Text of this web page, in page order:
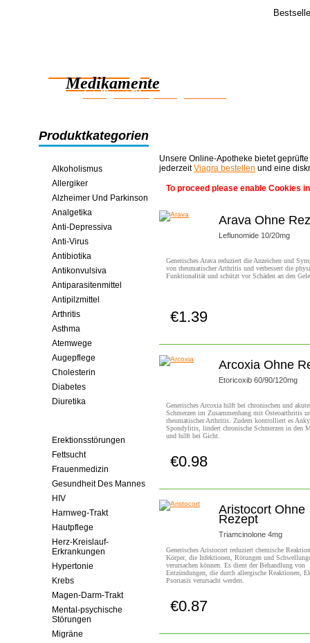
Medikamente
intelligent Einsparungen online
Produktkategorien
Alkoholismus
Allergiker
Alzheimer Und Parkinson
Analgetika
Anti-Depressiva
Anti-Virus
Antibiotika
Antikonvulsiva
Antiparasitenmittel
Antipilzmittel
Arthritis
Asthma
Atemwege
Augepflege
Cholesterin
Diabetes
Diuretika
Erektionsstörungen
Fettsucht
Frauenmedizin
Gesundheit Des Mannes
HIV
Harnweg-Trakt
Hautpflege
Herz-Kreislauf-
Erkrankungen
Hypertonie
Krebs
Magen-Darm-Trakt
Mental-psychische
Störungen
Migräne
Unsere Online-Apotheke bietet
jederzeitViagra bestellen und eine
To proceed please enable Cookies
Arava Ohne
Leflunomide 10/20mg
Generisches Arava reduziert die Anzeichen und
von rheumatischer Arthritis und verbessert die
Funktionalität und schützt vor Schäden an den
€1.39
Arcoxia Ohne
Etoricoxib 60/90/120mg
Generisches Arcoxia hilft bei chronischen und
Schmerzen im Zusammenhang mit Osteoarthritis
rheumatischer Arthritis. Zudem kontrolliert es
Spondylitis, lindert chronische Schmerzen in den
und hilft bei Gicht.
€0.98
Aristocort Ohne
Rezept
Triamcinolone 4mg
Generisches Aristocort reduziert chemische
Körper, die Infektionen, Rötungen und
verursachen können. Es dient der Behandlung von
Entzündungen, die durch allergische Reaktionen,
Psoriasis verursacht werden.
€0.87